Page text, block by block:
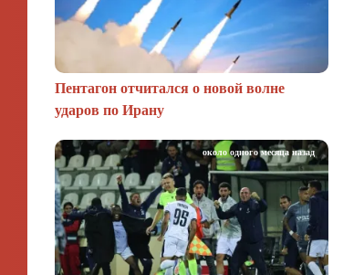
Пентагон отчитался о новой волне
ударов по Ирану
около одного месяца назад